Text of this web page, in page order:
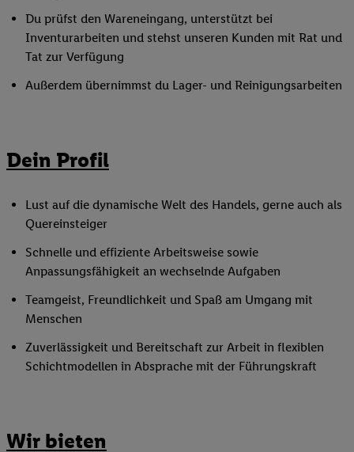
Du prüfst den Wareneingang, unterstützt bei
Inventurarbeiten und stehst unseren Kunden mit Rat und
Tat zur Verfügung
Außerdem übernimmst du Lager- und Reinigungsarbeiten
Dein Profil
Lust auf die dynamische Welt des Handels, gerne auch als
Quereinsteiger
Schnelle und effiziente Arbeitsweise sowie
Anpassungsfähigkeit an wechselnde Aufgaben
Teamgeist, Freundlichkeit und Spaß am Umgang mit
Menschen
Zuverlässigkeit und Bereitschaft zur Arbeit in flexiblen
Schichtmodellen in Absprache mit der Führungskraft
Wir bieten